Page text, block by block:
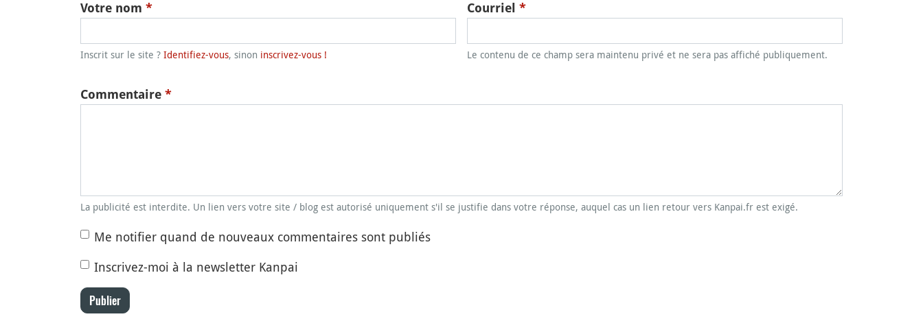
Votre nom *
Inscrit sur le site ? Identifiez-vous, sinon inscrivez-vous !
Courriel *
Le contenu de ce champ sera maintenu privé et ne sera pas affiché publiquement.
Commentaire *
La publicité est interdite. Un lien vers votre site / blog est autorisé uniquement s'il se justifie dans votre réponse, auquel cas un lien retour vers Kanpai.fr est exigé.
Me notifier quand de nouveaux commentaires sont publiés
Inscrivez-moi à la newsletter Kanpai
Publier